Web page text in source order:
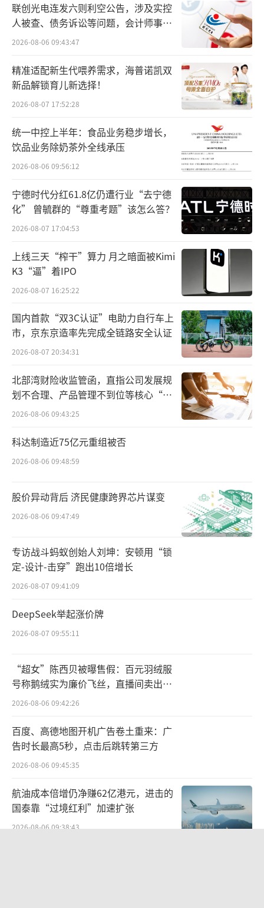
平均重合率达到82.4%。
不过，要客研究院院长周婷表示，现阶
段，老铺黄金与奢侈品牌之间仍有差距，其成
功更多依托于市场红利，而非品牌自身的核心
竞争力。目前老铺黄金业绩增幅还会受制于金
价波动，缺乏奢侈品牌所拥有的抗周期能力，
本质上仍属于黄金销售品牌，需要继续增强品
牌力，摆脱金价的波动。
尽管采取“一口价”策略，老铺黄金也受
到金价波动影响。2025年前两次调价后黄金价
格上涨，导致报告期内集团毛利率较以往下滑
至37.6%，而在集团2025年10月第三次调价
后，毛利率重新回到40%以上。
老铺黄金表示，毛利率的短期波动并未影
响集团收益。目前，与国内多数按“金价+工
费”计价的黄金品牌相比，老铺黄金的毛利率
高于前者，但与毛利率可达60%的国际奢侈品
“老铺黄金所有经营假设的前提，是金价
会持续上涨，而这一假设显然不成立。”周婷
显下行，老铺黄金或将承担巨大的业绩压力与
现金流风险。
华西证券指出，现阶段黄金饰品已由原来
的渠道模式驱动，转变为产品及品牌驱动。老
铺黄金卡位高端古法黄金赛道，深度融合中国
传统文化与现代设计时尚理念，凭借定位鲜明
并逐步崛起的品牌势能及鲜活的产品力，迅速
占领消费者心智。
周婷认为，国内高端黄金珠宝品牌的底层
逻辑，本质是以黄金材质为基础、工艺与文化
为附加的价值体系，本身具备一定的品牌溢价
空间。但溢价的天花板，核心取决于由艺术诠
释、潮流创新、社会符号价值等维度构建的品
品大多仍停留在工艺与文化堆砌的工艺品层
面，并未达到具备不可替代价值的艺术品级
别，很难支撑高溢价。黄金品牌只有真正筑牢
品牌力、实现产品价值与定价匹配的品牌，才
能长期站稳高端市场。（责任编辑：zx0600）
联创光电连发六则利空公告，涉及实控
人被查、债务诉讼等问题，会计师事务
所曾出具“保留意见”
2026-08-06 09:43:47
精准适配新生代喂养需求，海普诺凯双
新品解锁育儿新选择！
2026-08-07 17:52:28
统一中控上半年：食品业务稳步增长，
饮品业务除奶茶外全线承压
2026-08-06 09:56:12
宁德时代分红61.8亿仍遭行业“去宁德
化” 曾毓群的“尊重考题”该怎么答？
2026-08-07 17:04:53
上线三天“榨干”算力 月之暗面被Kimi
K3“逼”着IPO
2026-08-07 16:25:22
国内首款“双3C认证”电助力自行车上
市，京东京造率先完成全链路安全认证
2026-08-07 20:34:31
北部湾财险收监管函，直指公司发展规
划不合理、产品管理不到位等核心“痛
点”
2026-08-06 09:43:25
科达制造近75亿元重组被否
2026-08-06 09:48:59
股价异动背后 济民健康跨界芯片谋变
2026-08-06 09:47:49
专访战斗蚂蚁创始人刘坤：安顿用“锁
定-设计-击穿”跑出10倍增长
2026-08-07 09:41:09
DeepSeek举起涨价牌
2026-08-07 09:55:11
“超女”陈西贝被曝售假：百元羽绒服
号称鹅绒实为廉价飞丝，直播间卖出超
百万元
2026-08-06 09:42:26
百度、高德地图开机广告卷土重来：广
告时长最高5秒，点击后跳转第三方
2026-08-06 09:45:35
航油成本倍增仍净赚62亿港元，进击的
国泰靠“过境红利”加速扩张
2026-08-06 09:38:43